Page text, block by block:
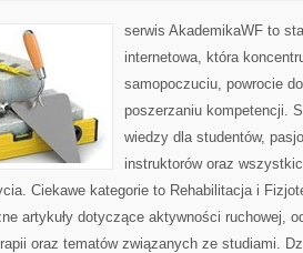
serwis AkademikaWF to
internetowa, która
samopoczuciu, powrocie
poszerzaniu kompetencji.
wiedzy dla studentów,
instruktorów oraz
Ciekawe kategorie to Rehabilitacja i
artykuły dotyczące aktywności ruchowej,
oraz tematów związanych ze studiami.